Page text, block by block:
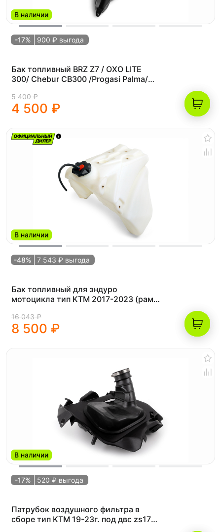
В наличии
-17% 900 ₽ выгода
Бак топливный BRZ Z7 / OXO LITE
300/ Chebur CB300 /Progasi Palma/
5 400 ₽
4 500 ₽
В наличии
-48% 7 543 ₽ выгода
Бак топливный для эндуро
мотоцикла тип KTM 2017-2023 (рама
16 043 ₽
8 500 ₽
В наличии
-17% 520 ₽ выгода
Патрубок воздушного фильтра в
сборе тип KTM 19-23г. под двс zs172